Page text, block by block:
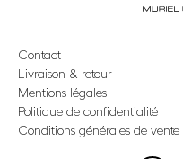
Contact
Livraison & retour
Mentions légales
Politique de confidentialité
Conditions générales de vente